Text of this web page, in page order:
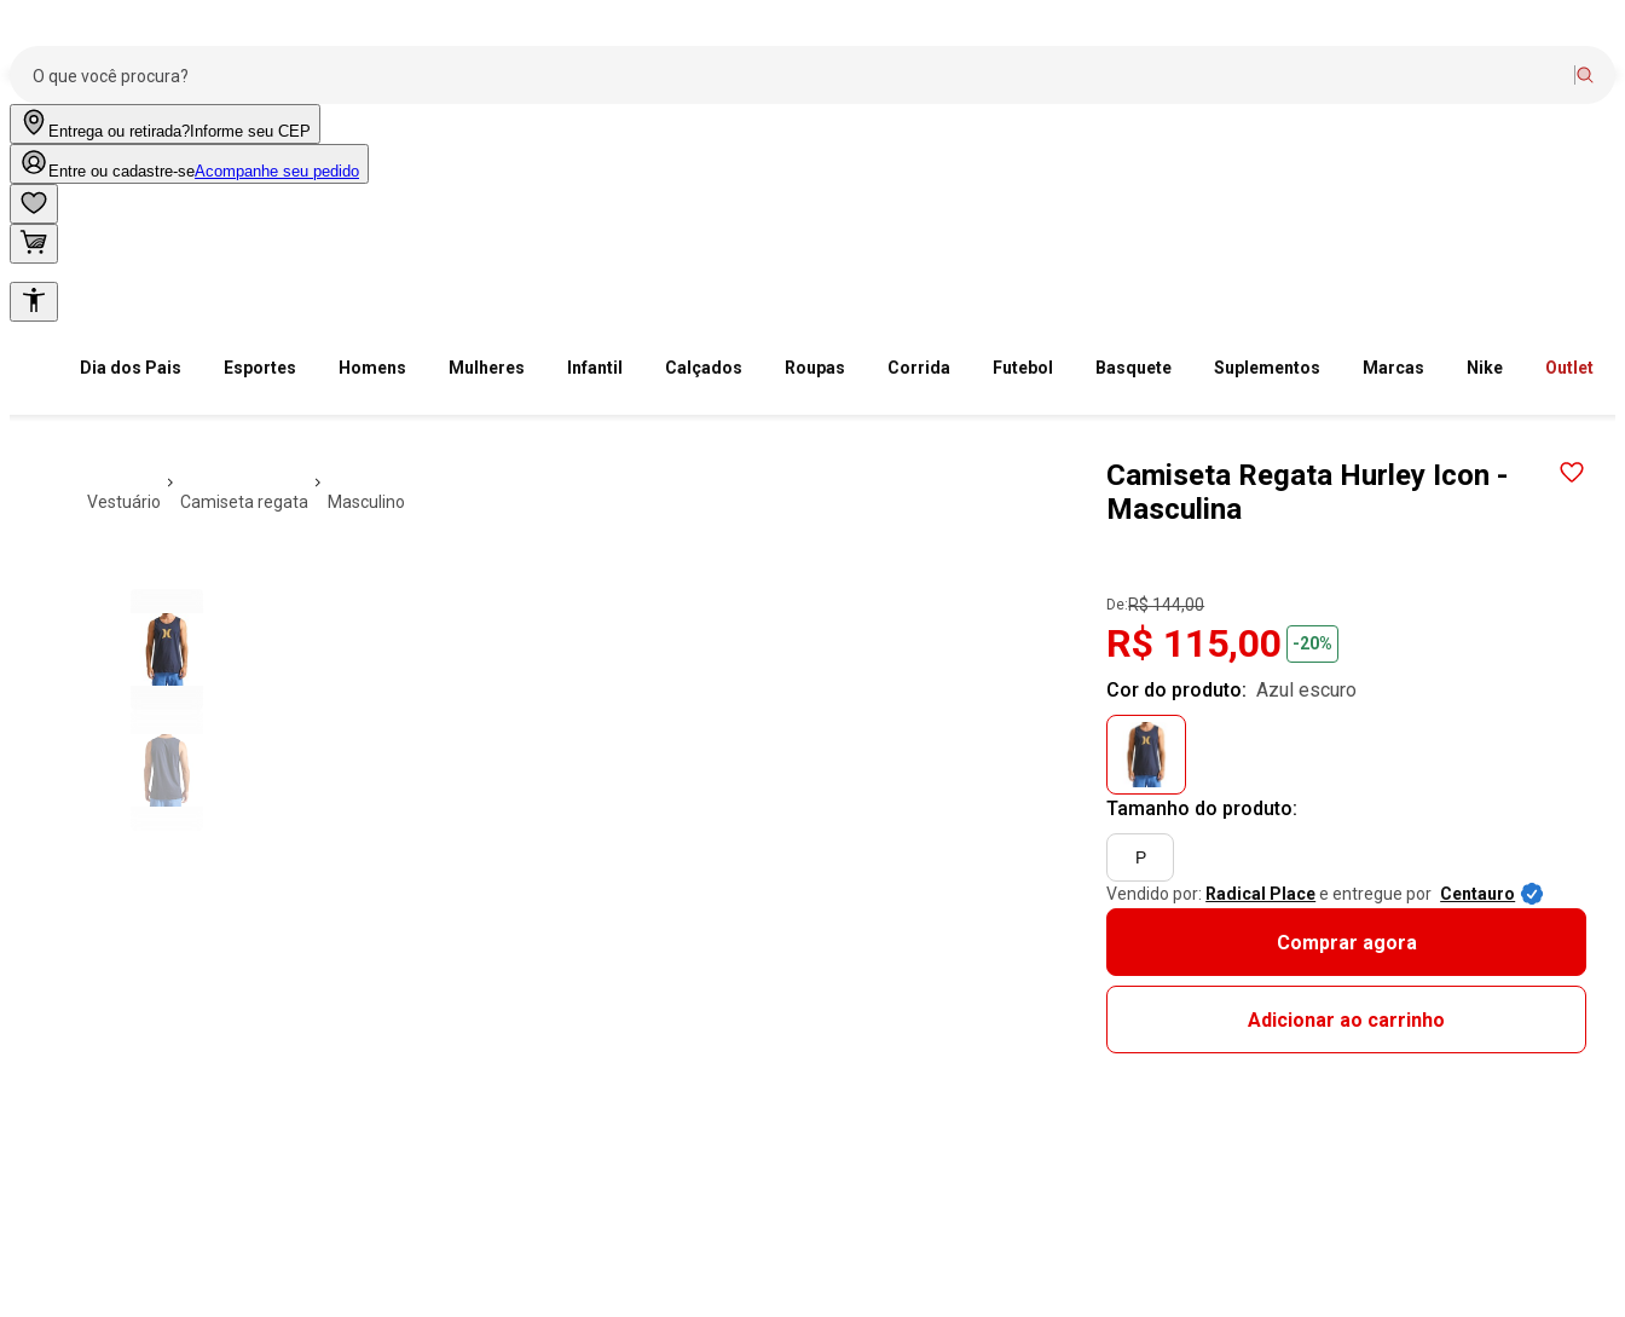
Entrega ou retirada? Informe seu CEP
Entre ou cadastre-seAcompanhe seu pedido
Dia dos Pais Esportes Homens Mulheres Infantil Calçados Roupas Corrida Futebol Basquete Suplementos Marcas Nike Outlet
vestuário camiseta regata masculino
Camiseta Regata Hurley Icon -
Masculina
De:R$ 144,00
R$ 115,00 -20%
Cor do produto: azul escuro
Tamanho do produto:
P
Vendido por: Radical Placee entregue por Centauro
Comprar agora
Adicionar ao carrinho